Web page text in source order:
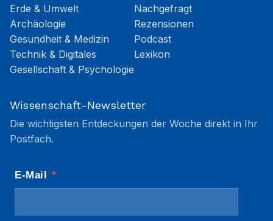
Erde & Umwelt
Archäologie
Gesundheit & Medizin
Technik & Digitales
Gesellschaft & Psychologie
Nachgefragt
Rezensionen
Podcast
Lexikon
Wissenschaft-Newsletter
Die wichtigsten Entdeckungen der Woche direkt in Ihr
Postfach.